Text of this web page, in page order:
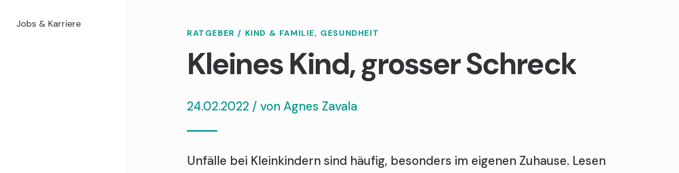
Jobs & Karriere
RATGEBER / KIND & FAMILIE, GESUNDHEIT
Kleines Kind, grosser Schreck
24.02.2022 / von Agnes Zavala
Unfälle bei Kleinkindern sind häufig, besonders im eigenen Zuhause. Lesen